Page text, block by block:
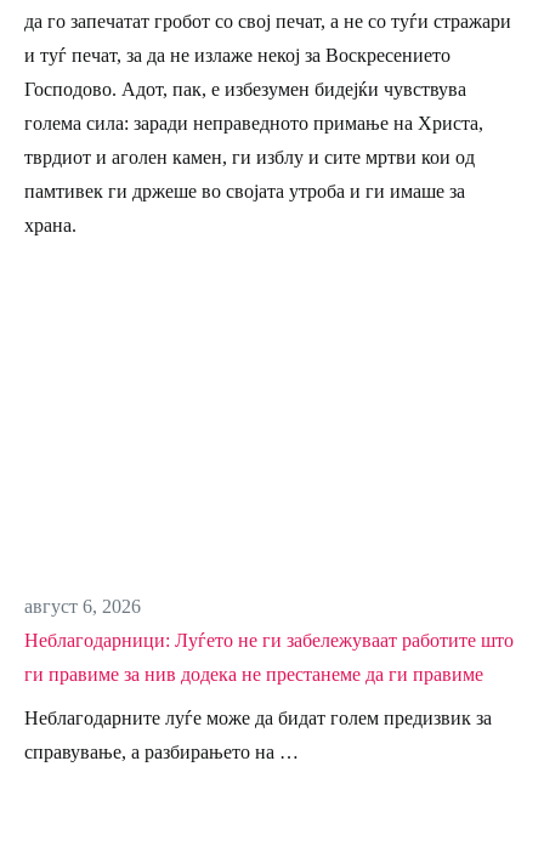
да го запечатат гробот со свој печат, а не со туѓи стражари
и туѓ печат, за да не излаже некој за Воскресението
Господово. Адот, пак, е избезумен бидејќи чувствува
голема сила: заради неправедното примање на Христа,
тврдиот и аголен камен, ги изблу и сите мртви кои од
памтивек ги држеше во својата утроба и ги имаше за
храна.
август 6, 2026
Неблагодарници: Луѓето не ги забележуваат работите што
ги правиме за нив додека не престанеме да ги правиме
Неблагодарните луѓе може да бидат голем предизвик за
справување, а разбирањето на …